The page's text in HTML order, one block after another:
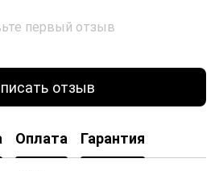
первый отзыв
отзыв
Оплата Гарантия